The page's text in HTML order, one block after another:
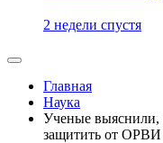
2 недели спустя
Главная
Наука
Ученые выяснили,
защитить от ОРВИ